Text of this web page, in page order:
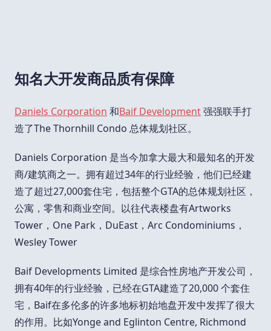
知名大开发商品质有保障
Daniels Corporation 和Baif Development强强联手打
造了The Thornhill Condo 总体规划社区。
Daniels Corporation 是当今加拿大最大和最知名的开发
商/建筑商之一。拥有超过34年的行业经验，他们已经建
造了超过27,000套住宅，包括整个GTA的总体规划社区，
公寓，零售和商业空间。以往代表楼盘有Artworks
Tower，One Park，DuEast，Arc Condominiums，
Wesley Tower
Baif Developments Limited 是综合性房地产开发公司，
拥有40年的行业经验，已经在GTA建造了20,000 个套住
宅，Baif在多伦多的许多地标初始地盘开发中发挥了很大
的作用。比如Yonge and Eglinton Centre, Richmond